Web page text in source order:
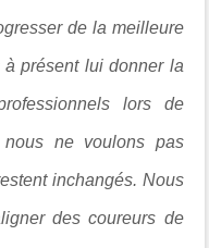
de la meilleure
présent lui donner la
lors de
ne voulons pas
inchangés. Nous
des coureurs de